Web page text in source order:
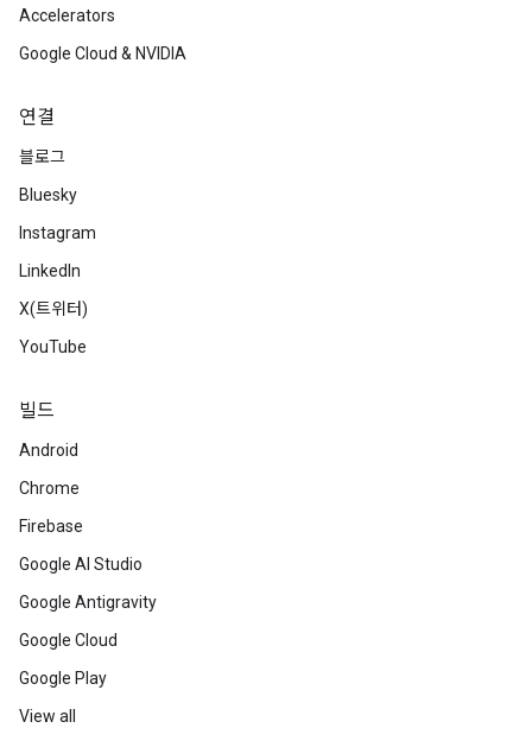
Accelerators
Google Cloud & NVIDIA
연결
블로그
Bluesky
Instagram
LinkedIn
X(트위터)
YouTube
빌드
Android
Chrome
Firebase
Google AI Studio
Google Antigravity
Google Cloud
Google Play
View all